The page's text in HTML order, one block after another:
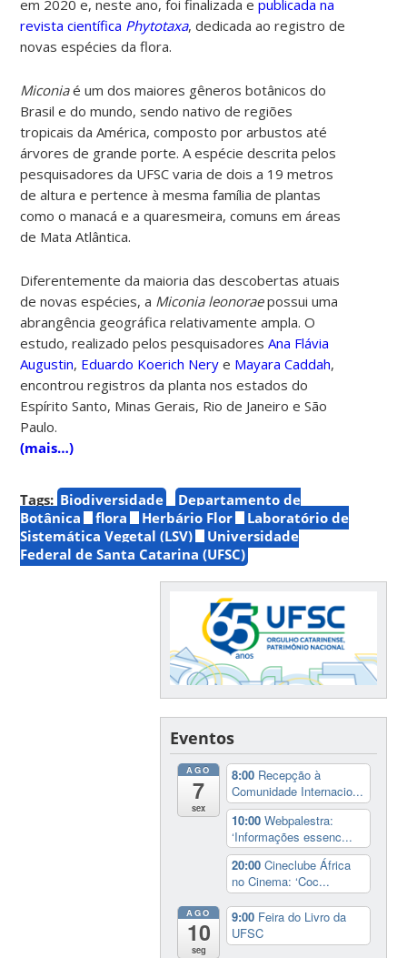
em 2020 e, neste ano, foi finalizada epublicada na
revista científica Phytotaxa, dedicada ao registro de
novas espécies da flora.
Miconiaé um dos maiores gêneros botânicos do
Brasil e do mundo, sendo nativo de regiões
tropicais da América, composto por arbustos até
árvores de grande porte. A espécie descrita pelos
pesquisadores da UFSC varia de dois a 19 metros
de altura e pertence à mesma família de plantas
como o manacá e a quaresmeira, comuns em áreas
de Mata Atlântica.
Diferentemente da maioria das descobertas atuais
de novas espécies, a Miconia leonoraepossui uma
abrangência geográfica relativamente ampla. O
estudo, realizado pelos pesquisadoresAna Flávia
Augustin, Eduardo Koerich Nery e Mayara Caddah,
encontrou registros da planta nos estados do
Espírito Santo, Minas Gerais, Rio de Janeiro e São
Paulo.
(mais…)
Tags: Biodiversidade
Departamento de
Botânica
flora Herbário Flor
Laboratório de
Sistemática Vegetal (LSV)
Universidade
Federal de Santa Catarina (UFSC)
Eventos
AGO
7
sex
8:00 Recepção à
Comunidade Internacio...
10:00Webpalestra:
‘Informações essenc...
20:00Cineclube África
no Cinema: ‘Coc...
AGO
10
seg
9:00 Feira do Livro da
UFSC